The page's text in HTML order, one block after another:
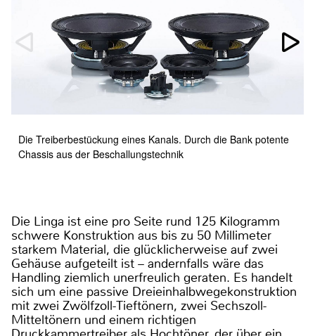
Die Treiberbestückung eines Kanals. Durch die Bank potente
Chassis aus der Beschallungstechnik
Die Linga ist eine pro Seite rund 125 Kilogramm
schwere Konstruktion aus bis zu 50 Millimeter
starkem Material, die glücklicherweise auf zwei
Gehäuse aufgeteilt ist – andernfalls wäre das
Handling ziemlich unerfreulich geraten. Es handelt
sich um eine passive Dreieinhalbwegekonstruktion
mit zwei Zwölfzoll-Tieftönern, zwei Sechszoll-
Mitteltönern und einem richtigen